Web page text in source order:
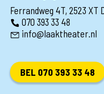
Ferrandweg 4T, 2523 XT
070 393 33 48
info@laaktheater.nl
BEL 070 393 33 48